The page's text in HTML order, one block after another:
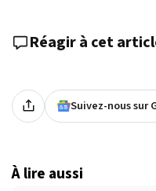
Réagir à cet
Suivez-nous sur
À lire aussi